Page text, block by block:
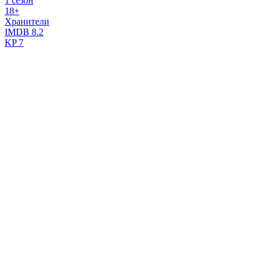
18+
Хранители
IMDB 8.2
KP7